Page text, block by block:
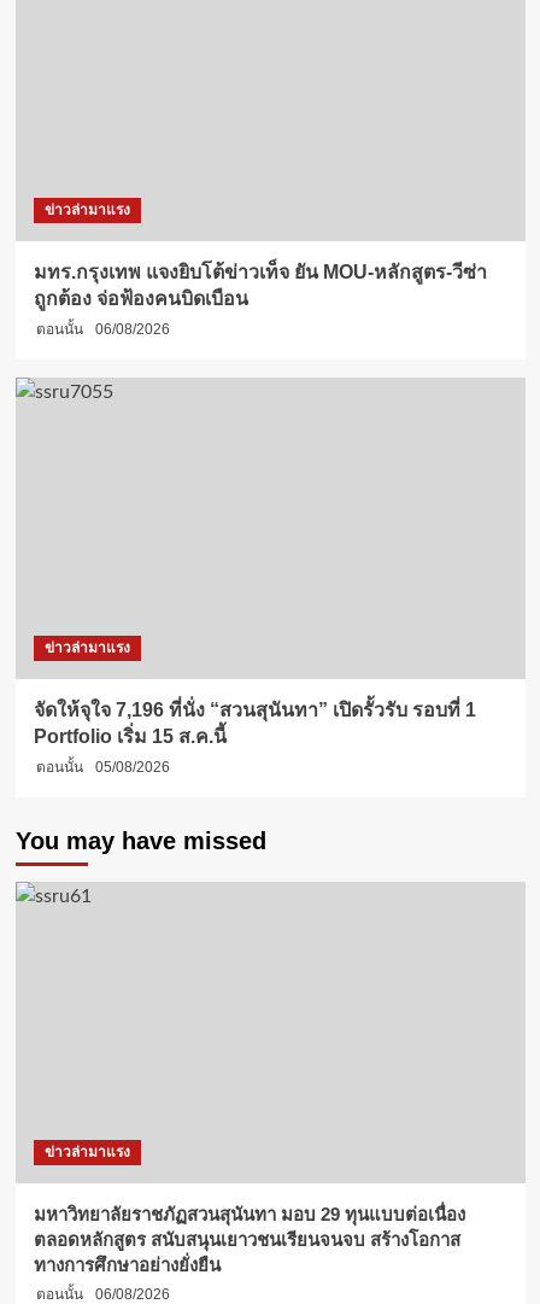
ข่าวล่ามาแรง
มทร.กรุงเทพ แจงยิบโต้ข่าวเท็จ ยัน MOU-หลักสูตร-วีซ่า
ถูกต้อง จ่อฟ้องคนบิดเบือน
ตอนนั้น 06/08/2026
ข่าวล่ามาแรง
จัดให้จุใจ 7,196 ที่นั่ง “สวนสุนันทา” เปิดรั้วรับ รอบที่ 1
Portfolio เริ่ม 15 ส.ค.นี้
ตอนนั้น 05/08/2026
You may have missed
ข่าวล่ามาแรง
มหาวิทยาลัยราชภัฏสวนสุนันทา มอบ 29 ทุนแบบต่อเนื่อง
ตลอดหลักสูตร สนับสนุนเยาวชนเรียนจนจบ สร้างโอกาส
ทางการศึกษาอย่างยั่งยืน
ตอนนั้น 06/08/2026